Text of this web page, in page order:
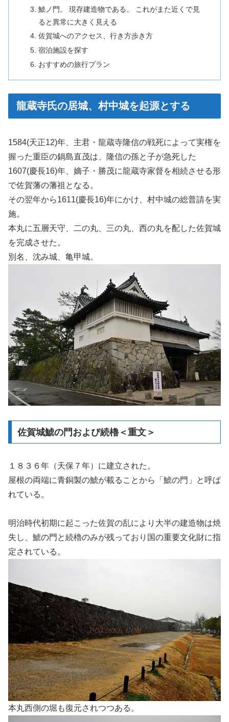
鯱ノ門。 現存建造物である。 これがまた近くで見
ると異常に大きく見える
佐賀城へのアクセス、行き方歩き方
宿泊施設を探す
おすすめの旅行プラン
龍蔵寺氏の居城、村中城を起源とする
1584(天正12)年、主君・龍蔵寺隆信の戦死によって実権を
握った重臣の鍋島直茂は、隆信の孫と子が急死した
1607(慶長16)年、嫡子・勝茂に龍蔵寺家督を相続させる形
で佐賀藩の藩祖となる。
その翌年から1611(慶長16)年にかけ、村中城の総普請を実
施。
本丸に五層天守、二の丸、三の丸、西の丸を配した佐賀城
を完成させた。
別名、沈み城、亀甲城。
佐賀城鯱の門および続櫓＜重文＞
１８３６年（天保７年）に建立された。
屋根の両端に青銅製の鯱が載ることから「鯱の門」と呼ば
れている。
明治時代初期に起こった佐賀の乱により大半の建造物は焼
失し、鯱の門と続櫓のみが残っており国の重要文化財に指
定されている。
本丸西側の堀も復元されつつある。